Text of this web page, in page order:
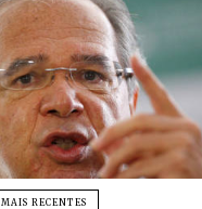
MAIS RECENTES